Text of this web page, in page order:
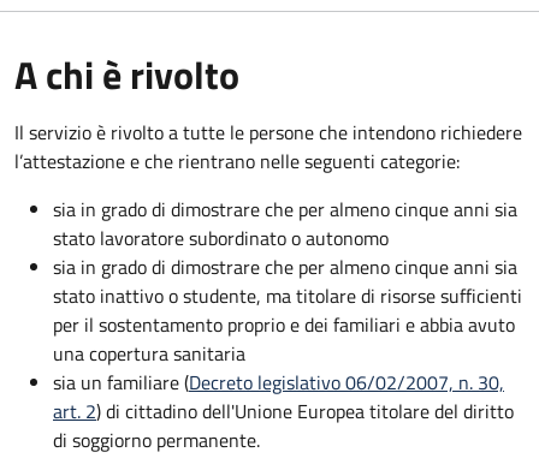
A chi è rivolto
Il servizio è rivolto a tutte le persone che intendono richiedere
l’attestazione e che rientrano nelle seguenti categorie:
sia in grado di dimostrare che per almeno cinque anni sia
stato lavoratore subordinato o autonomo
sia in grado di dimostrare che per almeno cinque anni sia
stato inattivo o studente, ma titolare di risorse sufficienti
per il sostentamento proprio e dei familiari e abbia avuto
una copertura sanitaria
sia un familiare (Decreto legislativo 06/02/2007, n. 30,
art. 2) di cittadino dell'Unione Europea titolare del diritto
di soggiorno permanente.